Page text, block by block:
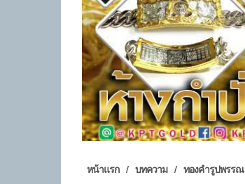
หน้าแรก บทความ ทองคำรูปพรรณ